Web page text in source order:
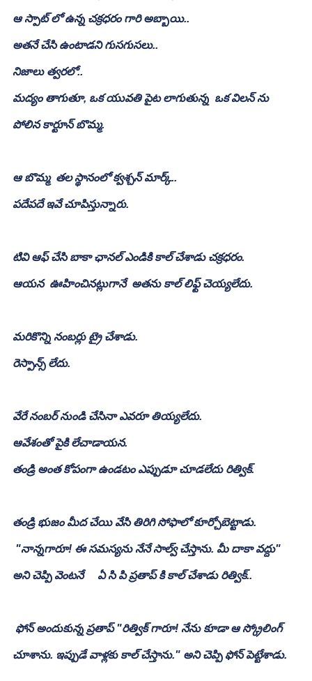
ఆ స్పాట్ లో ఉన్న చక్రధరం గారి అబ్బాయి..
అతనే చేసి ఉంటాడని గుసగుసలు..
నిజాలు త్వరలో..
మద్యం తాగుతూ, ఒక యువతి పైట లాగుతున్న  ఒక విలన్ ను
పోలిన కార్టూన్ బొమ్మ.
ఆ బొమ్మ  తల స్థానంలో క్వశ్చన్ మార్క్..
పదేపదే ఇవే చూపిస్తున్నారు.
టివి ఆఫ్ చేసి బాకా ఛానల్ ఎండికి కాల్ చేశాడు చక్రధరం.
ఆయన  ఊహించినట్లుగానే  అతను కాల్ లిఫ్ట్ చెయ్యలేదు.
మరికొన్ని నంబర్లు ట్రై చేశాడు.
రెస్పాన్స్ లేదు.
వేరే నంబర్ నుండి చేసినా ఎవరూ తియ్యలేదు.
ఆవేశంతో పైకి లేచాడాయన.
తండ్రి అంత కోపంగా ఉండటం ఎప్పుడూ చూడలేదు రిత్విక్.
తండ్రి భుజం మీద చేయి వేసి తిరిగి సోఫాలో కూర్చోబెట్టాడు.
అని చెప్పి వెంటనే     ఏ సి పి ప్రతాప్ కి కాల్ చేశాడు రిత్విక్..
చూశాను. ఇప్పుడే వాళ్లకు కాల్ చేస్తాను." అని చెప్పి ఫోన్ పెట్టేశాడు.